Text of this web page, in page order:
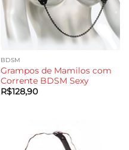
BDSM
Grampos de Mamilos com
Corrente BDSM Sexy
R$128,90